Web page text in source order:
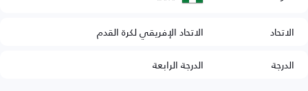
الاتحاد
الاتحاد الإفريقي لكرة القدم
الدرجة
الدرجة الرابعة